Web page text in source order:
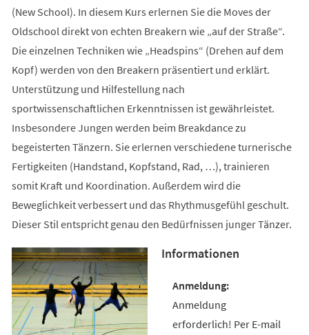
(New School). In diesem Kurs erlernen Sie die Moves der
Oldschool direkt von echten Breakern wie „auf der Straße“.
Die einzelnen Techniken wie „Headspins“ (Drehen auf dem
Kopf) werden von den Breakern präsentiert und erklärt.
Unterstützung und Hilfestellung nach
sportwissenschaftlichen Erkenntnissen ist gewährleistet.
Insbesondere Jungen werden beim Breakdance zu
begeisterten Tänzern. Sie erlernen verschiedene turnerische
Fertigkeiten (Handstand, Kopfstand, Rad, …), trainieren
somit Kraft und Koordination. Außerdem wird die
Beweglichkeit verbessert und das Rhythmusgefühl geschult.
Dieser Stil entspricht genau den Bedürfnissen junger Tänzer.
Informationen
Anmeldung
erforderlich! Per E-mail